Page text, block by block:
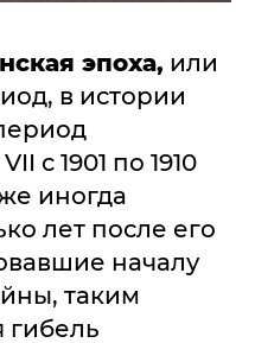
эпоха, или
в истории
с 1901 по 1910
иногда
лет после его
началу
таким
гибель